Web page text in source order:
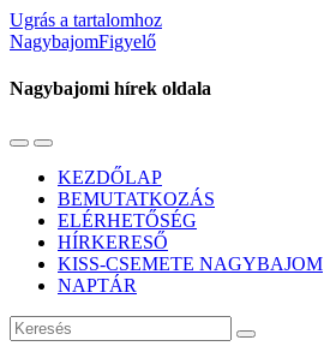
Ugrás a tartalomhoz
NagybajomFigyelő
Nagybajomi hírek oldala
Váltás
mobil
menüre
Használja
keresés
mezőt
KEZDŐLAP
BEMUTATKOZÁS
ELÉRHETŐSÉG
HÍRKERESŐ
KISS-CSEMETE NAGYBAJOM
NAPTÁR
Keresés